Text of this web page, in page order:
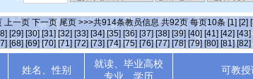
上一页 下一页 尾页 >>>共914条教员信息 共92页 每页10条 [1] [2]
[29] [30] [31] [32] [33] [34] [35] [36] [37] [38] [39] [40] [41] [42] [43]
[68] [69] [70] [71] [72] [73] [74] [75] [76] [77] [78] [79] [80] [81] [82]
姓名、性别
就读、毕业高校
专业、学历
可教授